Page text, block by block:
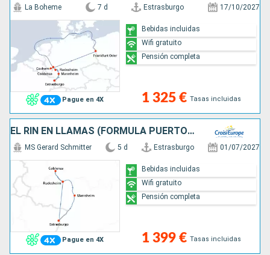
Pague en 4X
La Boheme 7 d Estrasburgo 17/10/2027
1 325 € Tasas incluidas
Bebidas incluidas
Wifi gratuito
Pensión completa
EL RIN EN LLAMAS (FORMULA PUERTO/PUERTO)
Pague en 4X
MS Gerard Schmitter 5 d Estrasburgo 01/07/2027
1 399 € Tasas incluidas
Bebidas incluidas
Wifi gratuito
Pensión completa